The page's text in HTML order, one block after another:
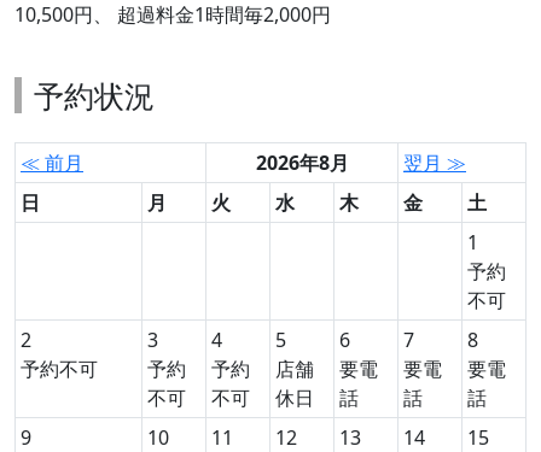
10,500円、 超過料金1時間毎2,000円
予約状況
≪ 前月 2026年8月
翌月 ≫
日
月 火 水 木 金
土
1
予約
不可
2
予約不可
3
予約
不可
4
予約
不可
5
店舗
休日
6
要電
話
7
要電
話
8
要電
話
9
10
11
12
13
14
15